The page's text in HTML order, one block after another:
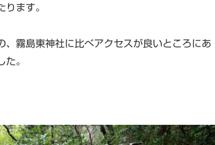
ります。
、霧島東神社に比べアクセスが良いところにあ
。